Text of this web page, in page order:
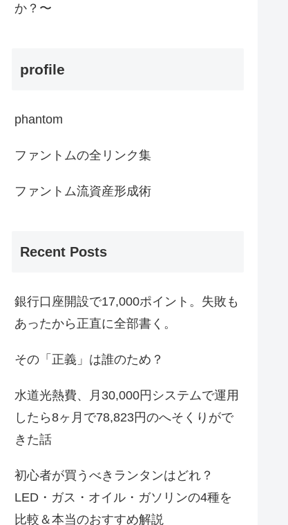
か？〜
profile
phantom
ファントムの全リンク集
ファントム流資産形成術
Recent Posts
銀行口座開設で17,000ポイント。失敗も
あったから正直に全部書く。
その「正義」は誰のため？
水道光熱費、月30,000円システムで運用
したら8ヶ月で78,823円のへそくりがで
きた話
初心者が買うべきランタンはどれ？
LED・ガス・オイル・ガソリンの4種を
比較＆本当のおすすめ解説